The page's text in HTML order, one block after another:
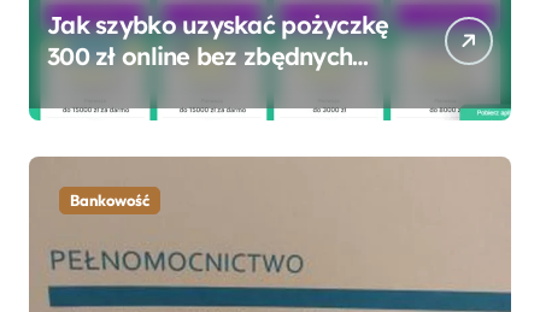
Jak szybko uzyskać pożyczkę
300 zł online bez zbędnych
Bankowość